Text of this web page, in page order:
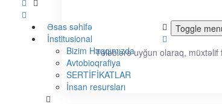
Əsas səhifə
İnstitusional
Bizim Haqqımızda
Avtobioqrafiya
SERTİFİKATLAR
İnsan resursları
Toggle
Tələblərə uyğun olaraq, müxtəlif